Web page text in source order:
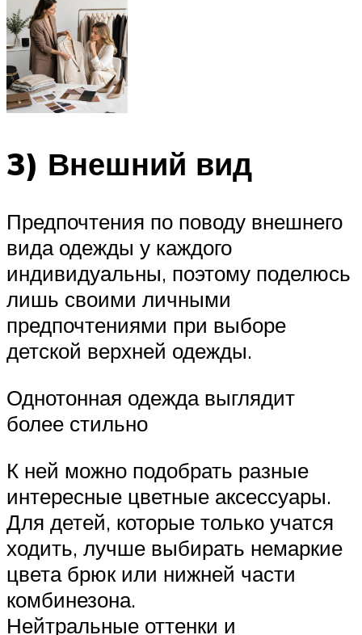
3) Внешний вид
Предпочтения по поводу внешнего
вида одежды у каждого
индивидуальны, поэтому поделюсь
лишь своими личными
предпочтениями при выборе
детской верхней одежды.
Однотонная одежда выглядит
более стильно
К ней можно подобрать разные
интересные цветные аксессуары.
Для детей, которые только учатся
ходить, лучше выбирать немаркие
цвета брюк или нижней части
комбинезона.
Нейтральные оттенки и